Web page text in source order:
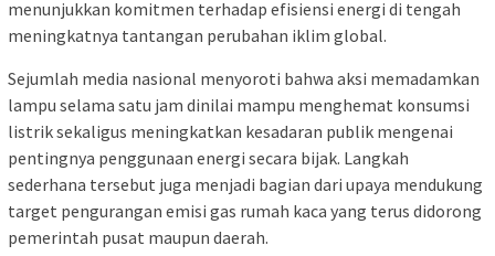
menunjukkan komitmen terhadap efisiensi energi di tengah
meningkatnya tantangan perubahan iklim global.
Sejumlah media nasional menyoroti bahwa aksi memadamkan
lampu selama satu jam dinilai mampu menghemat konsumsi
listrik sekaligus meningkatkan kesadaran publik mengenai
pentingnya penggunaan energi secara bijak. Langkah
sederhana tersebut juga menjadi bagian dari upaya mendukung
target pengurangan emisi gas rumah kaca yang terus didorong
pemerintah pusat maupun daerah.